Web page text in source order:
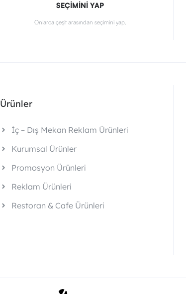
SEÇİMİNİ YAP
Onlarca çeşit arasından seçimini yap.
Ürünler
İç – Dış Mekan Reklam Ürünleri
Kurumsal Ürünler
Promosyon Ürünleri
Reklam Ürünleri
Restoran & Cafe Ürünleri